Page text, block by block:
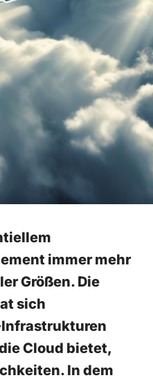
immer mehr
Größen. ⁣Die
sich
Cloud bietet,
In dem